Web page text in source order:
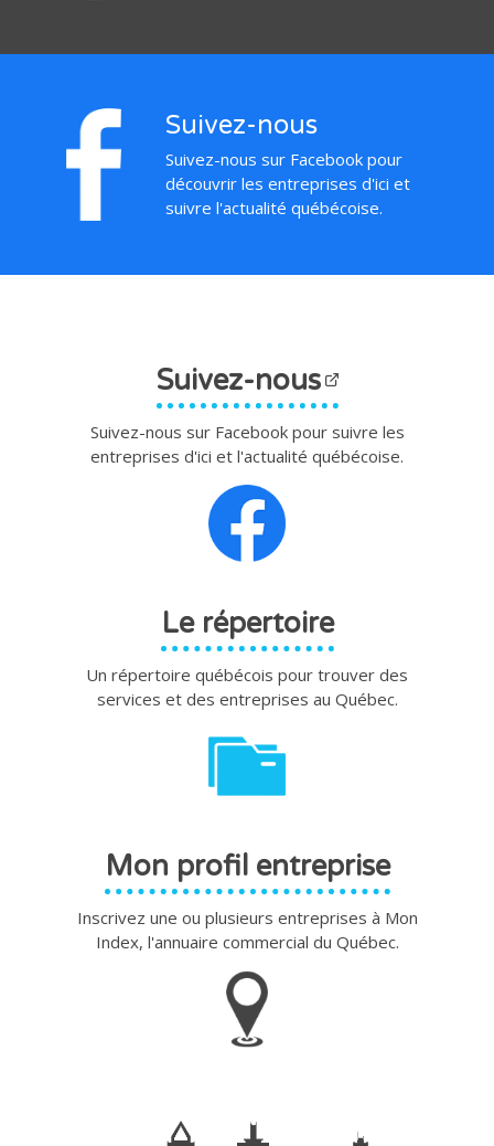
Suivez-nous
Suivez-nous sur Facebook pour
découvrir les entreprises d'ici et
suivre l'actualité québécoise.
Suivez-nous
Suivez-nous sur Facebook pour suivre les
entreprises d'ici et l'actualité québécoise.
Le répertoire
Un répertoire québécois pour trouver des
services et des entreprises au Québec.
Mon profil entreprise
Inscrivez une ou plusieurs entreprises à Mon
Index, l'annuaire commercial du Québec.